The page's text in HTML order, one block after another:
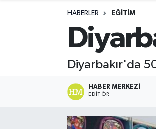
HABERLER EĞİTİM
Diyarbakır'da
HABER MERKEZI
EDITÖR
Tüm Manşetler
Son Dakika Haberleri
Haber Arşivi